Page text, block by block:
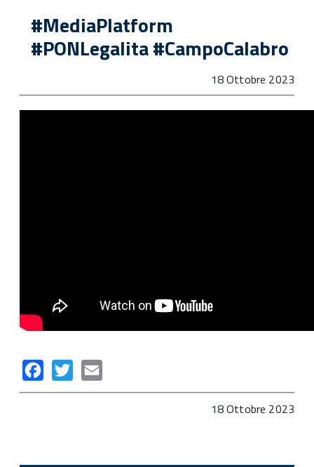
#MediaPlatform
#PONLegalita #CampoCalabro
18 Ottobre 2023
FacebookTwitter
18 Ottobre 2023